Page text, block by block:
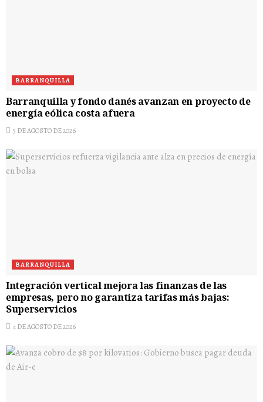
BARRANQUILLA
Barranquilla y fondo danés avanzan en proyecto de
energía eólica costa afuera
5 DE AGOSTO DE 2026
BARRANQUILLA
Integración vertical mejora las finanzas de las
empresas, pero no garantiza tarifas más bajas:
Superservicios
4 DE AGOSTO DE 2026